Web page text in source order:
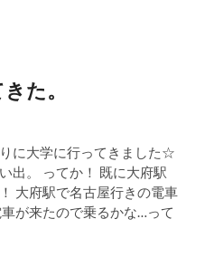
た。
に大学に行ってきました☆
出。 ってか！ 既に大府駅
大府駅で名古屋行きの電車
が来たので乗るかな…って